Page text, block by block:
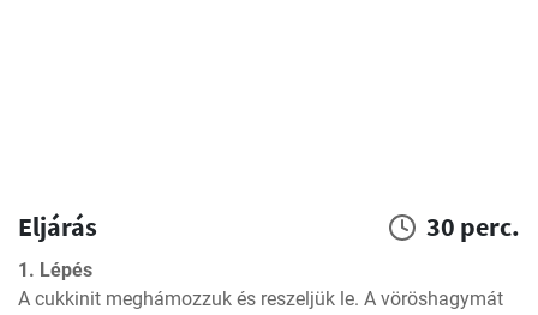
Eljárás 30 perc.
1. Lépés
A cukkinit meghámozzuk és reszeljük le. A vöröshagymát